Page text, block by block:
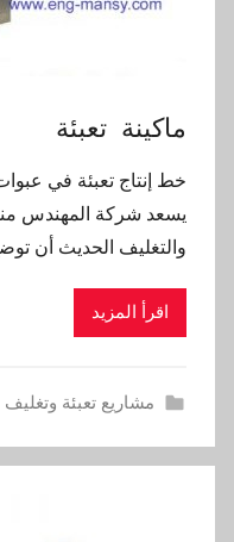
ماكينة تعبئة
خط إنتاج تعبئة في
يسعد شركة المهندس
والتغليف الحديث أن
اقرأ المزيد
مشاريع تعبئة وتغليف